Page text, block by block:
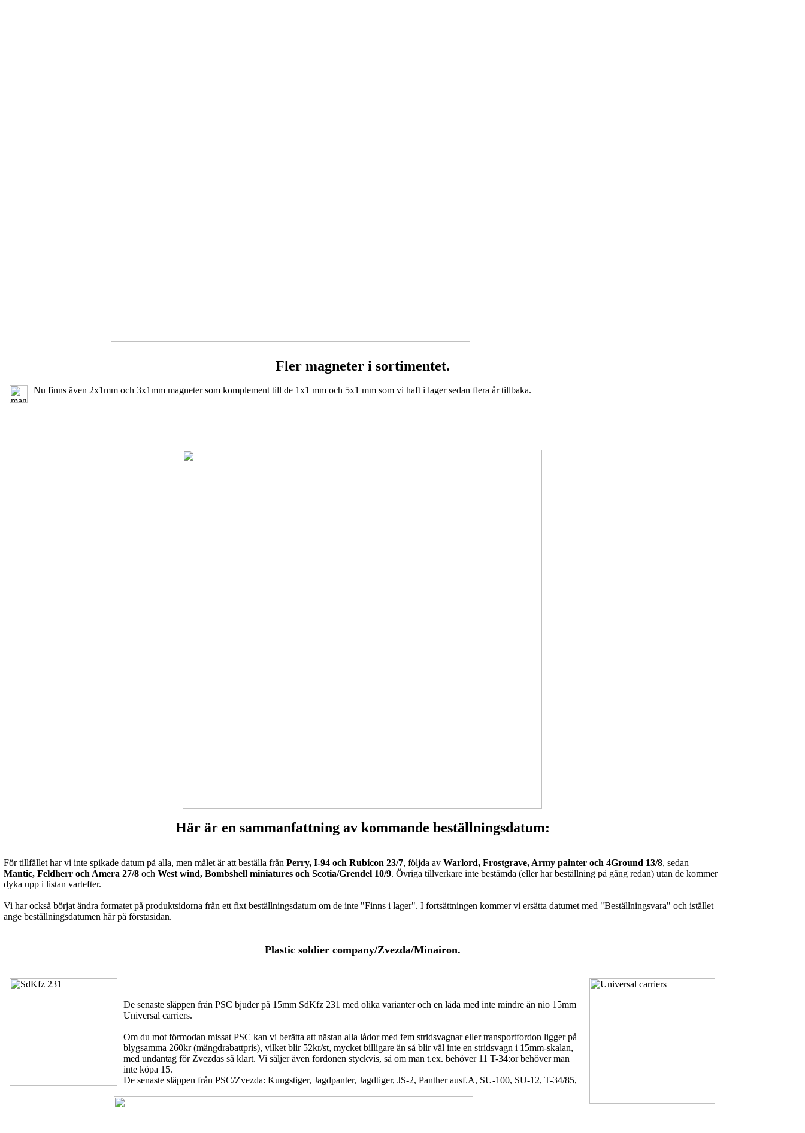
Fler magneter i sortimentet.
Nu finns även 2x1mm och 3x1mm magneter som komplement till de 1x1 mm och 5x1 mm som vi haft i lager sedan flera år tillbaka.
Här är en sammanfattning av kommande beställningsdatum:
För tillfället har vi inte spikade datum på alla, men målet är att beställa från Perry, I-94 och Rubicon 23/7, följda av Warlord, Frostgrave, Army painter och 4Ground 13/8, sedan
Mantic, Feldherr och Amera 27/8 och West wind, Bombshell miniatures och Scotia/Grendel 10/9. Övriga tillverkare inte bestämda (eller har beställning på gång redan) utan de kommer
dyka upp i listan vartefter.
Vi har också börjat ändra formatet på produktsidorna från ett fixt beställningsdatum om de inte "Finns i lager". I fortsättningen kommer vi ersätta datumet med "Beställningsvara" och istället
ange beställningsdatumen här på förstasidan.
Plastic soldier company/Zvezda/Minairon.
De senaste släppen från PSC bjuder på 15mm SdKfz 231 med olika varianteroch en låda med inte mindre än nio 15mm
Universal carriers.
Om du mot förmodan missat PSC kan vi berätta att nästan alla lådor med fem stridsvagnar eller transportfordon ligger på
blygsamma 260kr (mängdrabattpris), vilket blir 52kr/st, mycket billigare än så blir väl inte en stridsvagn i 15mm-skalan,
med undantag för Zvezdas så klart. Vi säljer även fordonen styckvis, så om man t.ex. behöver 11 T-34:or behöver man
inte köpa 15.
De senaste släppen från PSC/Zvezda: Kungstiger, Jagdpanter, Jagdtiger, JS-2, Panther ausf.A, SU-100, SU-12, T-34/85,